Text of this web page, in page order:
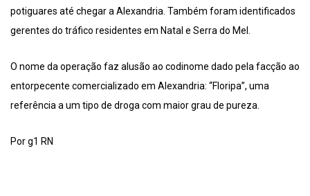
potiguares até chegar a Alexandria. Também foram identificados
gerentes do tráfico residentes em Natal e Serra do Mel.
O nome da operação faz alusão ao codinome dado pela facção ao
entorpecente comercializado em Alexandria: “Floripa”, uma
referência a um tipo de droga com maior grau de pureza.
Por g1 RN